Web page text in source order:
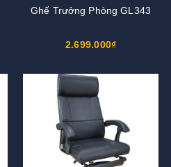
Ghế Trưởng Phòng GL343
2.699.000₫